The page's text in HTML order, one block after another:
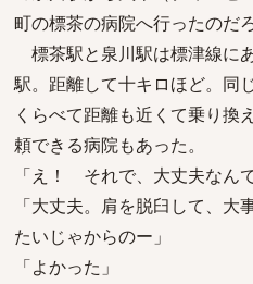
町の標茶の病院へ行ったのだろ
標茶駅と泉川駅は標津線に
駅。距離して十キロほど。同
くらべて距離も近くて乗り換
頼できる病院もあった。
「え！ それで、大丈夫なん
「大丈夫。肩を脱臼して、
たいじゃからのー」
「よかった」